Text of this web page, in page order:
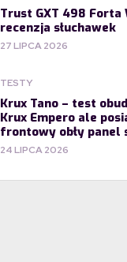
Trust GXT 498 Forta
recenzja słuchawek
27 LIPCA 2026
TESTY
Krux Tano – test
Krux Empero ale
frontowy obły panel
24 LIPCA 2026